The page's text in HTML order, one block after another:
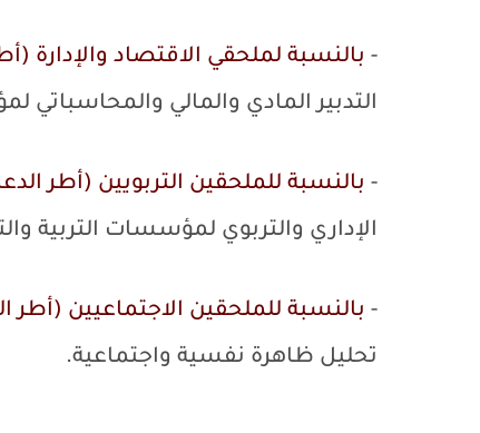
- بالنسبة لملحقي الاقتصاد والإدارة
التدبير المادي والمالي والمحاسباتي
- بالنسبة للملحقين التربويين (أطر
الإداري والتربوي لمؤسسات التربية
- بالنسبة للملحقين الاجتماعيين (أطر
تحليل ظاهرة نفسية واجتماعية.